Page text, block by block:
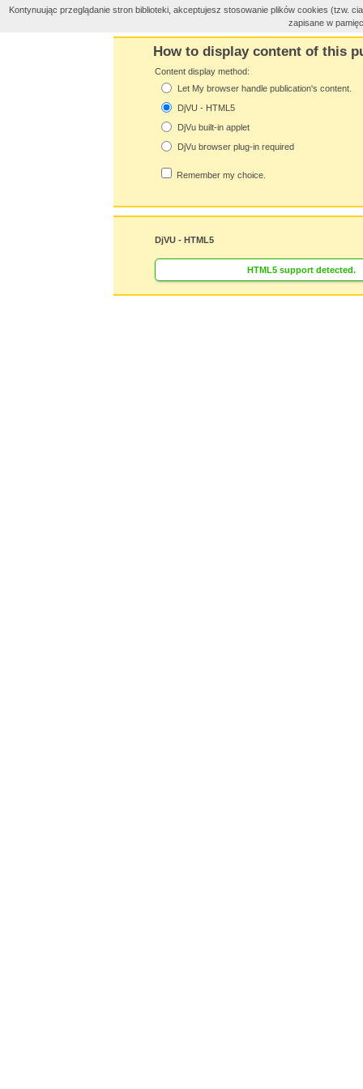
How to display content of this
Content display method:
Let My browser handle publication's content.
DjVU - HTML5
DjVu built-in applet
DjVu browser plug-in required
Remember my choice.
DjVU - HTML5
HTML5 support detected.
Kontynuując przeglądanie stron biblioteki, akceptujesz stosowanie plików cookies
zapisane w